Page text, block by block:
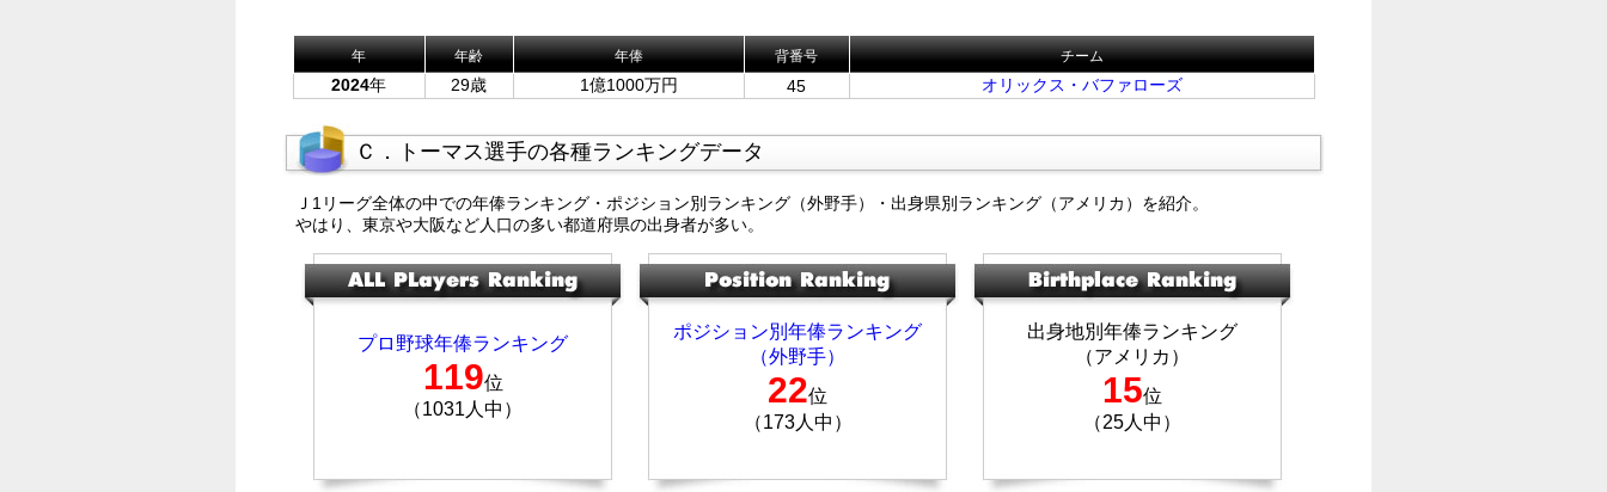
年 年齢 年俸 背番号 チーム
2024年 29歳 1億1000万円 45 オリックス・バファローズ
Ｃ．トーマス選手の各種ランキングデータ
Ｊ1リーグ全体の中での年俸ランキング・ポジション別ランキング（外野手）・出身県別ランキング（アメリカ）を紹介。
やはり、東京や大阪など人口の多い都道府県の出身者が多い。
プロ野球年俸ランキング
119位
（1031人中）
ポジション別年俸ランキング
（外野手）
22位
（173人中）
出身地別年俸ランキング
（アメリカ）
15位
（25人中）